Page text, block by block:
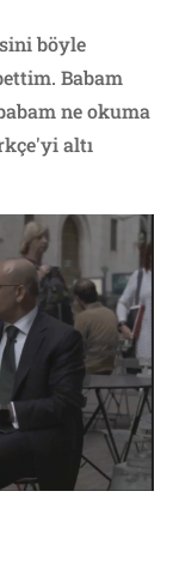
böyle
Babam
ne okuma
altı